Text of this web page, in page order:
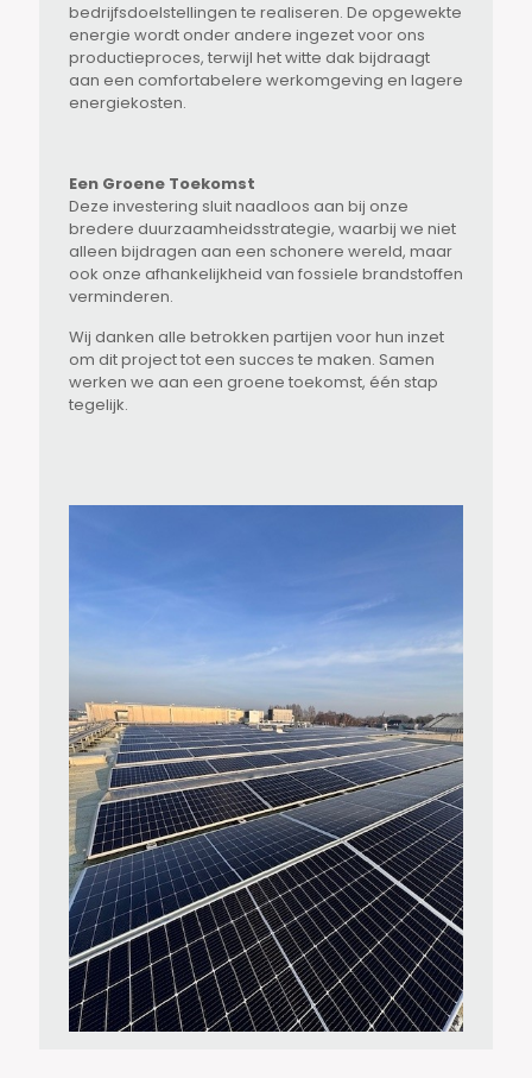
bedrijfsdoelstellingen te realiseren. De opgewekte
energie wordt onder andere ingezet voor ons
productieproces, terwijl het witte dak bijdraagt
aan een comfortabelere werkomgeving en lagere
energiekosten.
Een Groene Toekomst
Deze investering sluit naadloos aan bij onze
bredere duurzaamheidsstrategie, waarbij we niet
alleen bijdragen aan een schonere wereld, maar
ook onze afhankelijkheid van fossiele brandstoffen
verminderen.
Wij danken alle betrokken partijen voor hun inzet
om dit project tot een succes te maken. Samen
werken we aan een groene toekomst, één stap
tegelijk.